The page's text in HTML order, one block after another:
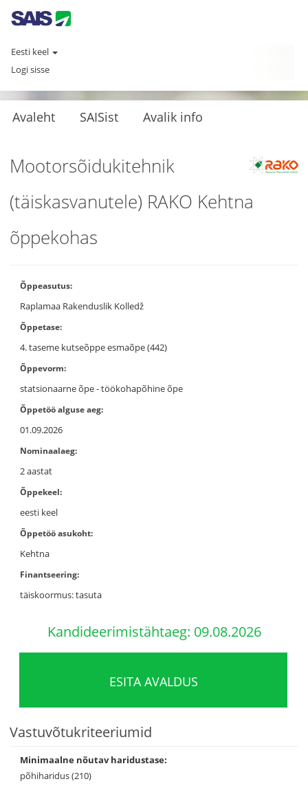
Eesti keel
Logi sisse
Avaleht SAISist Avalik info
Mootorsõidukitehnik
(täiskasvanutele) RAKO Kehtna
õppekohas
Õppeasutus:
Raplamaa Rakenduslik Kolledž
Õppetase:
4. taseme kutseõppe esmaõpe (442)
Õppevorm:
statsionaarne õpe - töökohapõhine õpe
Õppetöö alguse aeg:
01.09.2026
Nominaalaeg:
2 aastat
Õppekeel:
eesti keel
Õppetöö asukoht:
Kehtna
Finantseering:
täiskoormus: tasuta
Kandideerimistähtaeg: 09.08.2026
ESITA AVALDUS
Vastuvõtukriteeriumid
Minimaalne nõutav haridustase:
põhiharidus (210)